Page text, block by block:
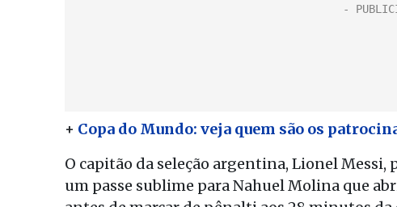
+ Copa do Mundo: veja quem são os
O capitão da seleção argentina, Lionel
um passe sublime para Nahuel Molina que